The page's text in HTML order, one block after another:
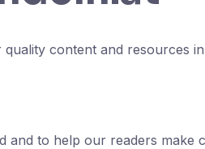
content and resources
and to help our readers make